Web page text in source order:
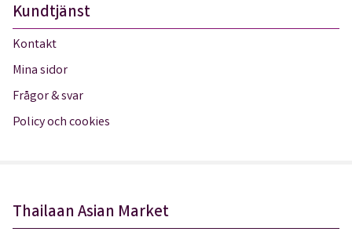
Kundtjänst
Kontakt
Mina sidor
Frågor & svar
Policy och cookies
Thailaan Asian Market